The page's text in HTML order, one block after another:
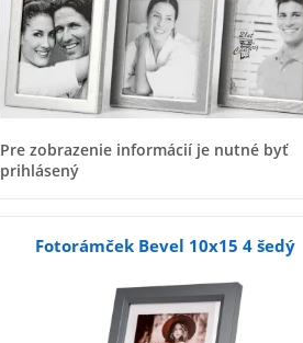
Pre zobrazenie informácií je nutné byť
prihlásený
Fotorámček Bevel 10x15 4 šedý